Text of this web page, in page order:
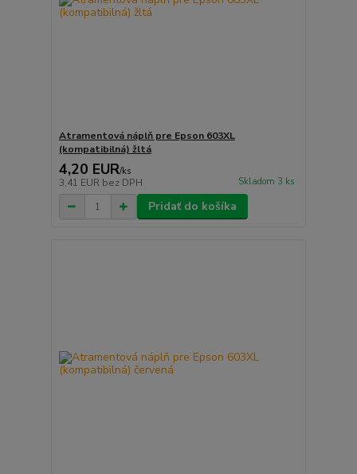
Atramentová náplň pre Epson 603XL
(kompatibilná) žltá
4,20 EUR/ks
3,41 EUR bez DPH Skladom 3 ks
Pridať do košíka